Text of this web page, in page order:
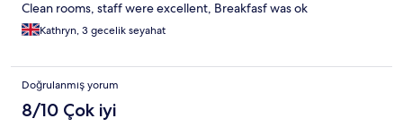
Clean rooms, staff were excellent, Breakfasf was ok
Kathryn, 3 gecelik seyahat
Doğrulanmış yorum
8/10 Çok iyi